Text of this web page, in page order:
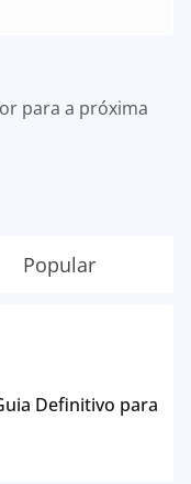
para a próxima
Popular
Definitivo para